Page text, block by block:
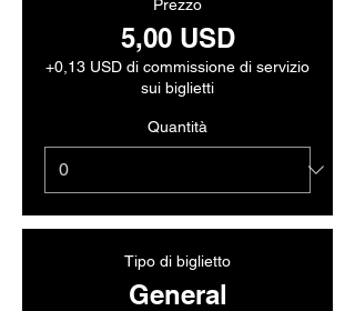
Prezzo
5,00 USD
+0,13 USD di commissione di servizio
sui biglietti
Quantità
Tipo di biglietto
General